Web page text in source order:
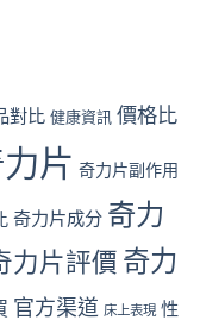
對比 健康資訊 價格比
片 奇力片副作用
奇力片成分 奇力
力片評價 奇力
官方渠道 床上表現 性